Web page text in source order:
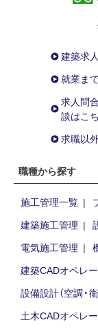
建築求
就業ま
求人問
談はこ
求職以
職種から探す
施工管理一覧
建築施工管理
電気施工管理
建築CADオペレ
設備設計（空調・衛
土木CADオペレ